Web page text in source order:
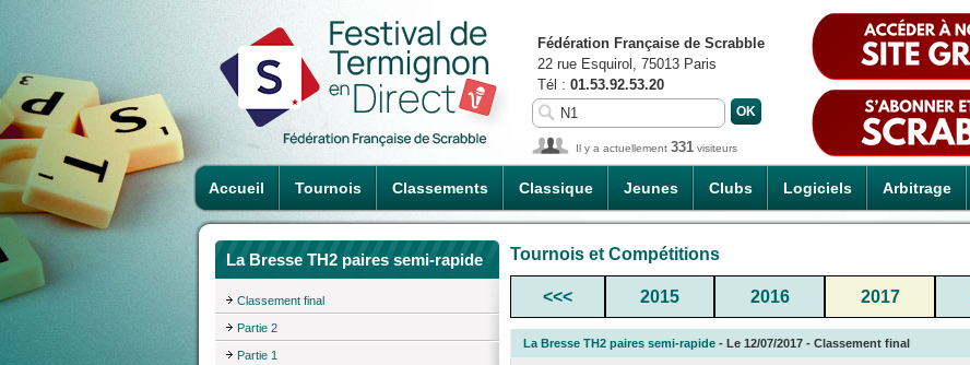
Accueil Tournois Classements Classique Jeunes Clubs Logiciels Arbitrage
Fédération Française de Scrabble
22 rue Esquirol, 75013 Paris
Tél : 01.53.92.53.20
Il y a actuellement 331 visiteurs
La Bresse TH2 paires semi-rapide
Classement final
Partie 2
Partie 1
Tournois et Compétitions
<<< 2015 2016 2017
La Bresse TH2 paires semi-rapide - Le 12/07/2017 - Classement final